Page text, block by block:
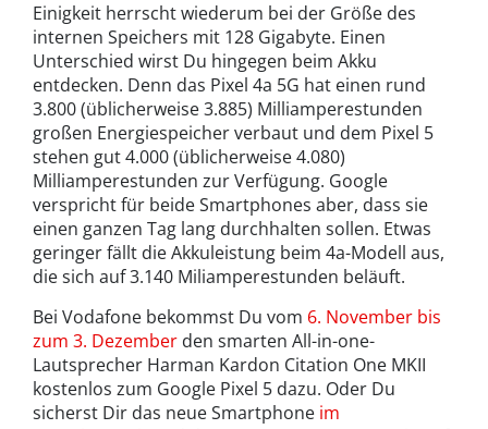
Einigkeit herrscht wiederum bei der Größe des
internen Speichers mit 128 Gigabyte. Einen
Unterschied wirst Du hingegen beim Akku
entdecken. Denn das Pixel 4a 5G hat einen rund
3.800 (üblicherweise 3.885) Milliamperestunden
großen Energiespeicher verbaut und dem Pixel 5
stehen gut 4.000 (üblicherweise 4.080)
Milliamperestunden zur Verfügung. Google
verspricht für beide Smartphones aber, dass sie
einen ganzen Tag lang durchhalten sollen. Etwas
geringer fällt die Akkuleistung beim 4a-Modell aus,
die sich auf 3.140 Miliamperestunden beläuft.
Bei Vodafone bekommst Du vom 6. November bis
zum 3. Dezember den smarten All-in-one-
Lautsprecher Harman Kardon Citation One MKII
kostenlos zum Google Pixel 5 dazu. Oder Du
sicherst Dir das neue Smartphone im